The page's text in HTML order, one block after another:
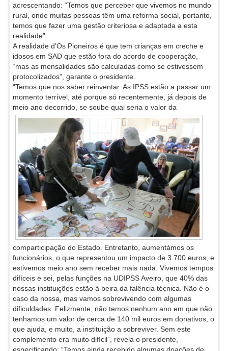
acrescentando: “Temos que perceber que vivemos no mundo
rural, onde muitas pessoas têm uma reforma social, portanto,
temos que fazer uma gestão criteriosa e adaptada a esta
realidade”.
A realidade d’Os Pioneiros é que tem crianças em creche e
idosos em SAD que estão fora do acordo de cooperação,
“mas as mensalidades são calculadas como se estivessem
protocolizados”, garante o presidente.
“Temos que nos saber reinventar. As IPSS estão a passar um
momento terrível, até porque só recentemente, já depois de
meio ano decorrido, se soube qual seria o valor da
comparticipação do Estado. Entretanto, aumentámos os
funcionários, o que representou um impacto de 3.700 euros, e
estivemos meio ano sem receber mais nada. Vivemos tempos
difíceis e sei, pelas funções na UDIPSS Aveiro, que 40% das
nossas instituições estão à beira da falência técnica. Não é o
caso da nossa, mas vamos sobrevivendo com algumas
dificuldades. Felizmente, não temos nenhum ano em que não
tenhamos um valor de cerca de 140 mil euros em donativos, o
que ajuda, e muito, a instituição a sobreviver. Sem este
complemento era muito difícil”, revela o presidente,